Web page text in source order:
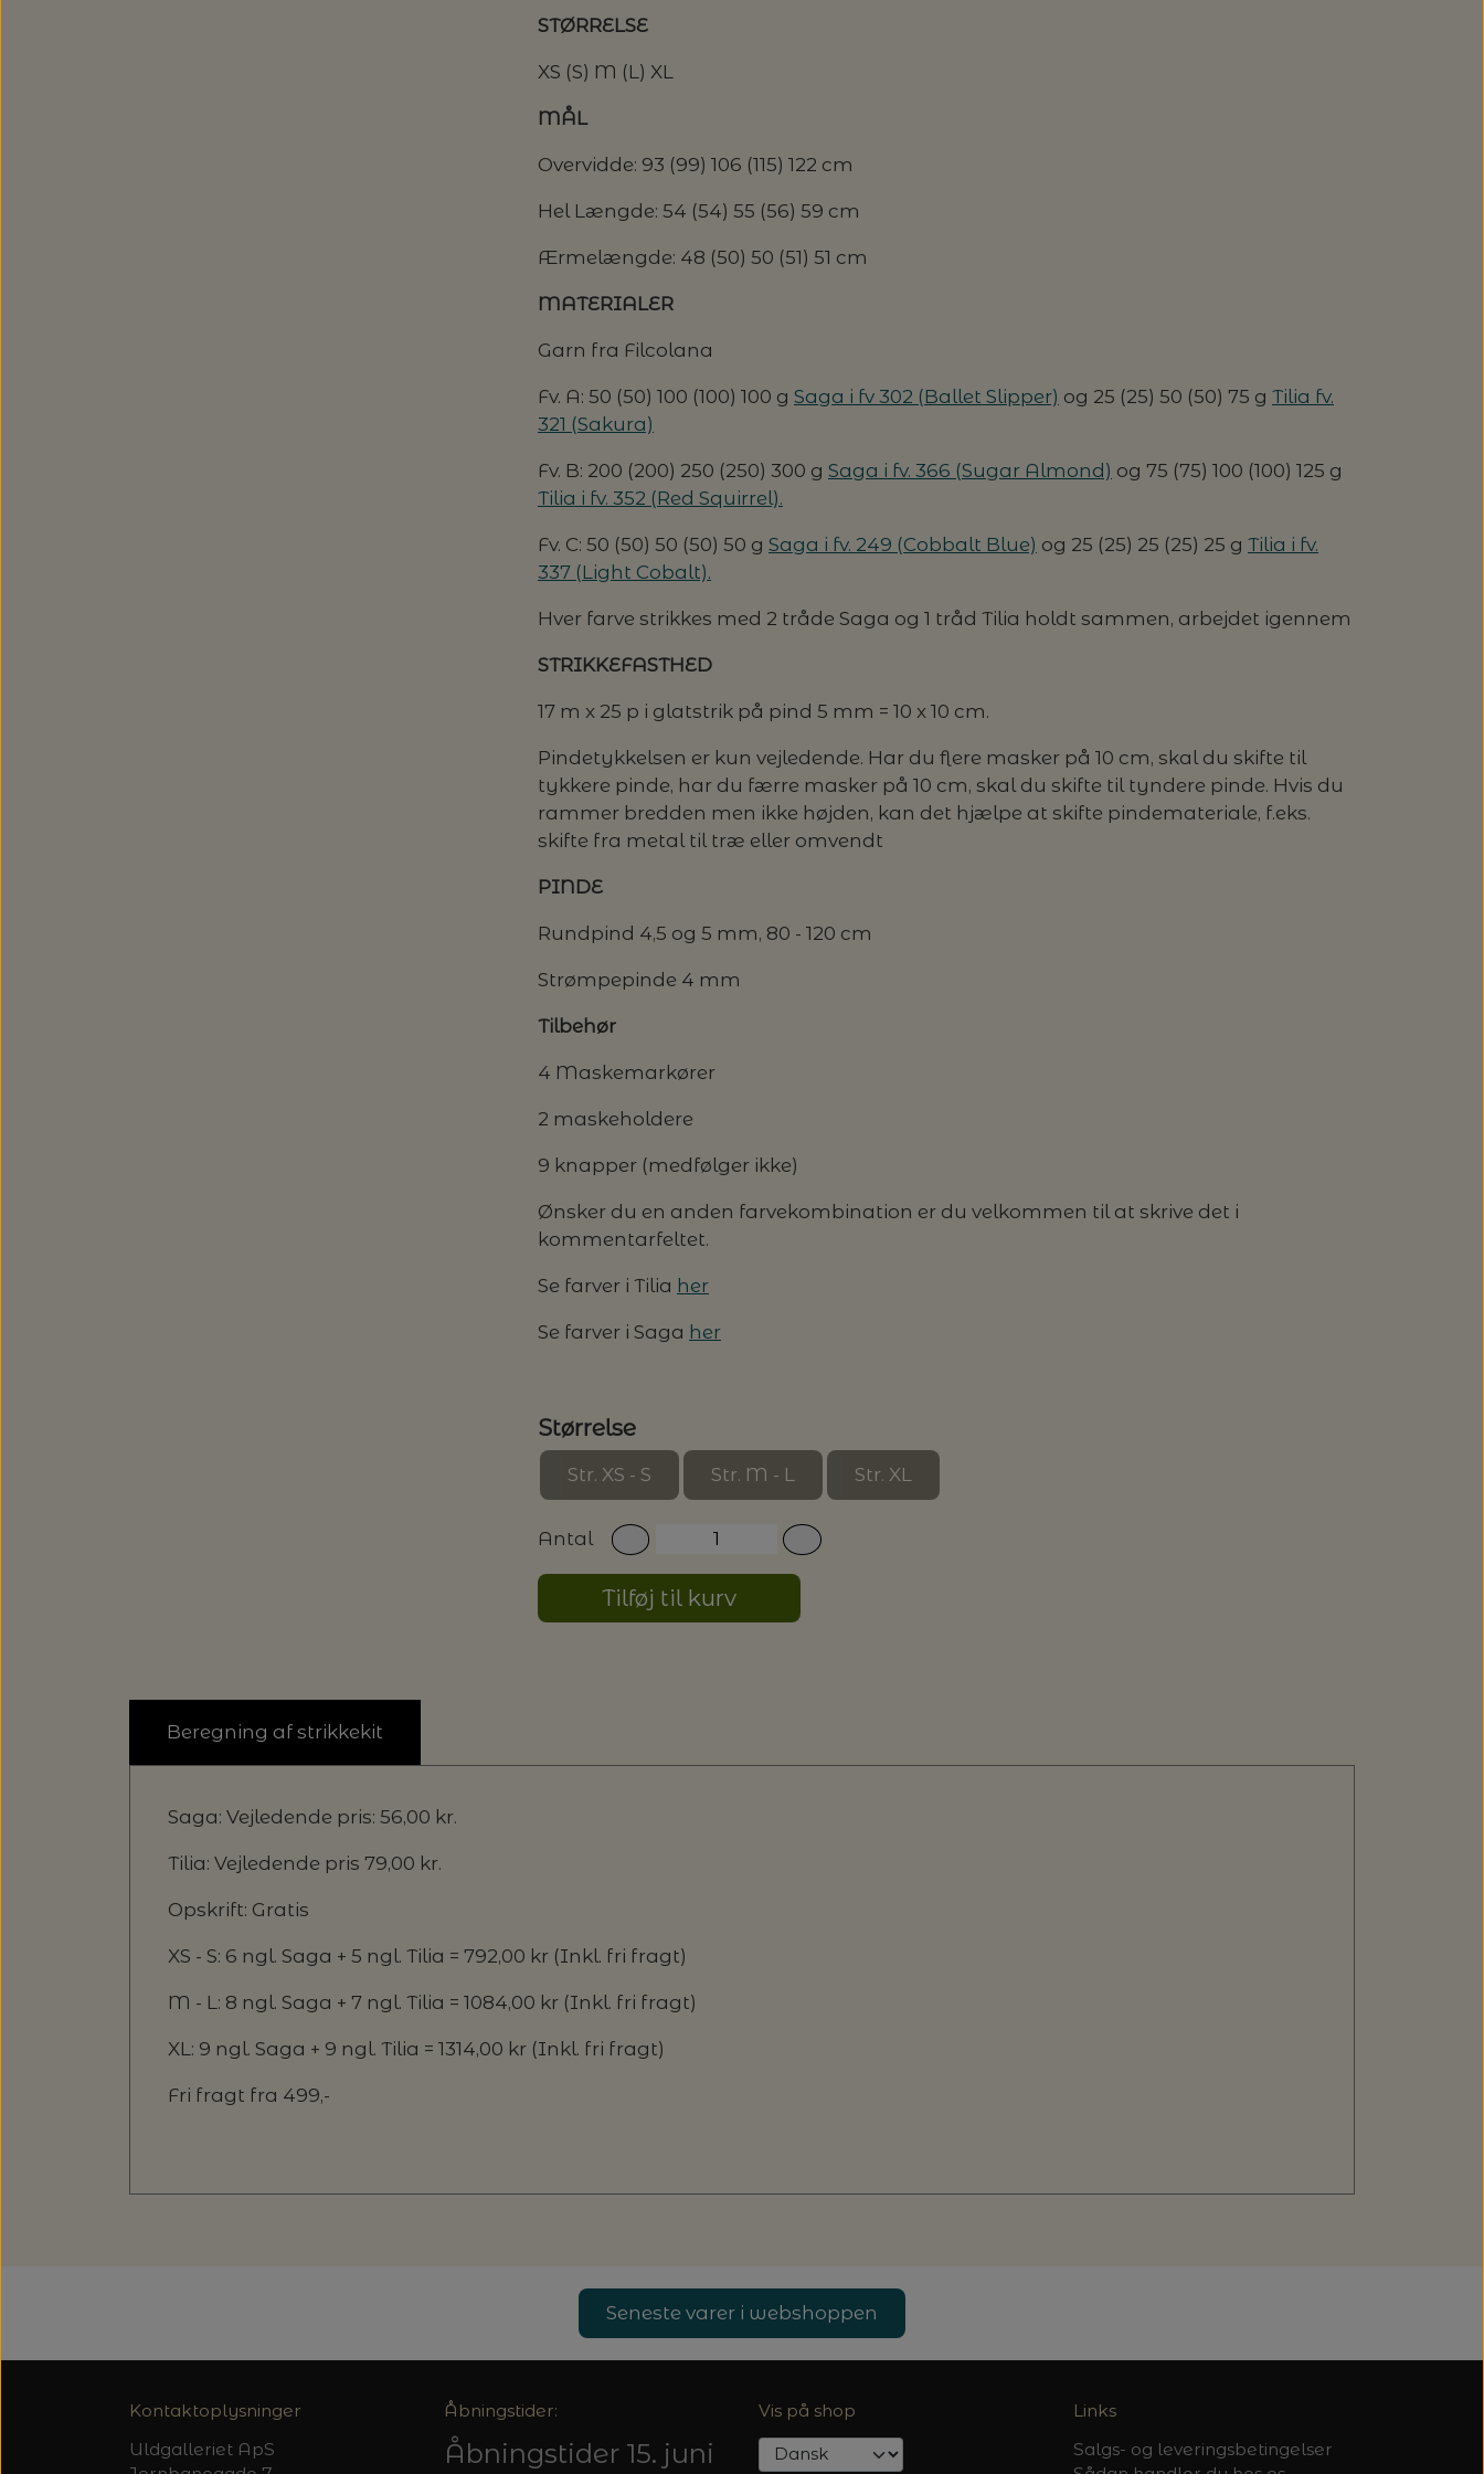
SONETT – ØKOLOGISK SÆBE OG MILJØVENLIGE VASKEMIDLER
STØRRELSE
XS (S) M (L) XL
MÅL
Overvidde: 93 (99) 106 (115) 122 cm
Hel Længde: 54 (54) 55 (56) 59 cm
Ærmelængde: 48 (50) 50 (51) 51 cm
MATERIALER
Garn fra Filcolana
Fv. A: 50 (50) 100 (100) 100 g Saga i fv 302 (Ballet Slipper) og 25 (25) 50 (50) 75 g Tilia fv.
321 (Sakura)
Fv. B: 200 (200) 250 (250) 300 g Saga i fv. 366 (Sugar Almond) og 75 (75) 100 (100) 125 g
Tilia i fv. 352 (Red Squirrel).
Fv. C: 50 (50) 50 (50) 50 g Saga i fv. 249 (Cobbalt Blue) og 25 (25) 25 (25) 25 g Tilia i fv.
337 (Light Cobalt).
Hver farve strikkes med 2 tråde Saga og 1 tråd Tilia holdt sammen, arbejdet igennem
STRIKKEFASTHED
17 m x 25 p i glatstrik på pind 5 mm = 10 x 10 cm.
Pindetykkelsen er kun vejledende. Har du flere masker på 10 cm, skal du skifte til
tykkere pinde, har du færre masker på 10 cm, skal du skifte til tyndere pinde. Hvis du
rammer bredden men ikke højden, kan det hjælpe at skifte pindemateriale, f.eks.
skifte fra metal til træ eller omvendt
PINDE
Rundpind 4,5 og 5 mm, 80 - 120 cm
Strømpepinde 4 mm
Tilbehør
4 Maskemarkører
2 maskeholdere
9 knapper (medfølger ikke)
Ønsker du en anden farvekombination er du velkommen til at skrive det i
kommentarfeltet.
Se farver i Tilia her
Se farver i Saga her
Størrelse
Str. XS - S Str. M - L Str. XL
Antal
Tilføj til kurv
Beregning af strikkekit
Saga: Vejledende pris: 56,00 kr.
Tilia: Vejledende pris 79,00 kr.
Opskrift: Gratis
XS - S: 6 ngl. Saga + 5 ngl. Tilia = 792,00 kr (Inkl. fri fragt)
M - L: 8 ngl. Saga + 7 ngl. Tilia = 1084,00 kr (Inkl. fri fragt)
XL: 9 ngl. Saga + 9 ngl. Tilia = 1314,00 kr (Inkl. fri fragt)
Fri fragt fra 499,-
Seneste varer i webshoppen
Kontaktoplysninger
Uldgalleriet ApS
Åbningstider:
Åbningstider 15. juni
Vis på shop
Links
Salgs- og leveringsbetingelser